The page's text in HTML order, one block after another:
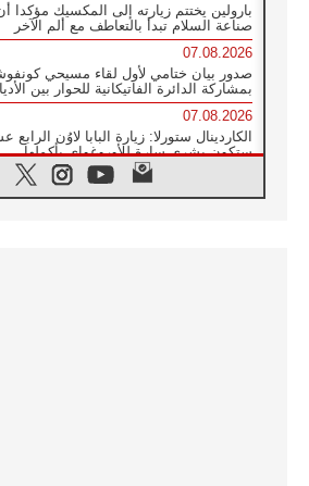
بارولين يختتم زيارته إلى المكسيك مؤكدا
صناعة السلام تبدأ بالتعاطف مع ألم الآخر
07.08.2026
صدور بيان ختامي لأول لقاء مسيحي
بمشاركة الدائرة الفاتيكانية للحوار بين
07.08.2026
الكاردينال ستورلا: زيارة البابا لاوُن الرابع
ستكون بشرى سارة للأوروغواي بأكملها
الفاتيكان يعلن برنامج الزيارة الرسولية